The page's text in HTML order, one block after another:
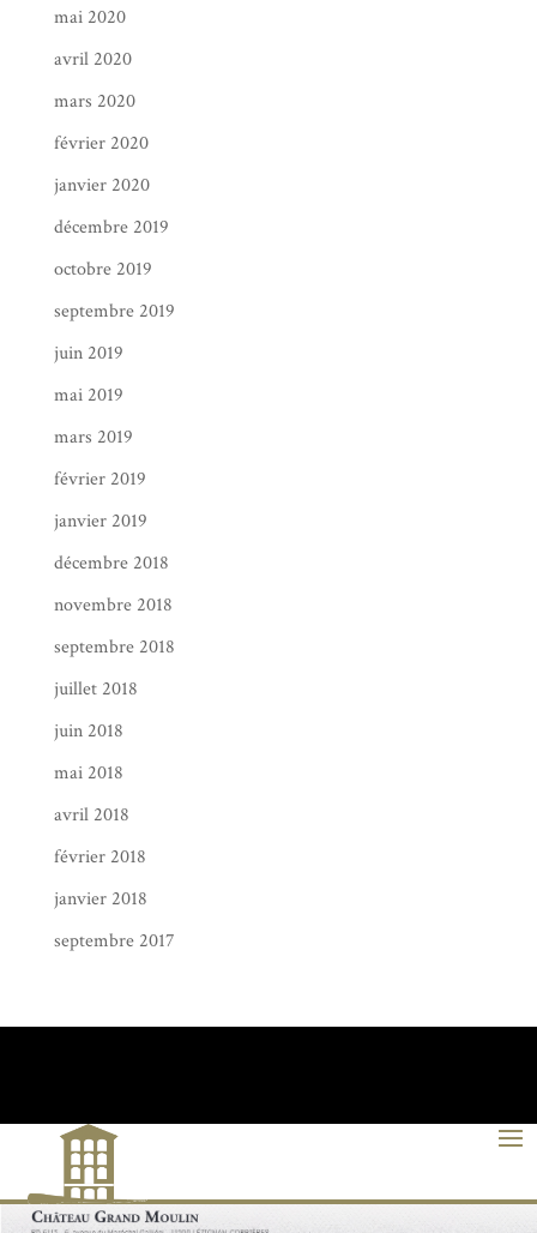
mai 2020
avril 2020
mars 2020
février 2020
janvier 2020
décembre 2019
octobre 2019
septembre 2019
juin 2019
mai 2019
mars 2019
février 2019
janvier 2019
décembre 2018
novembre 2018
septembre 2018
juillet 2018
juin 2018
mai 2018
avril 2018
février 2018
janvier 2018
septembre 2017